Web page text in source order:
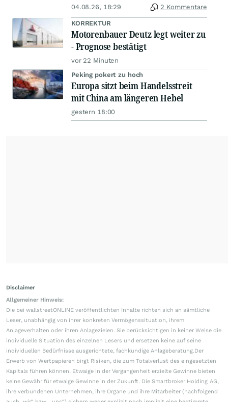
04.08.26, 18:29 2 Kommentare
KORREKTUR
Motorenbauer Deutz legt weiter zu
- Prognose bestätigt
vor 22 Minuten
Peking pokert zu hoch
Europa sitzt beim Handelsstreit
mit China am längeren Hebel
gestern 18:00
Disclaimer
Allgemeiner Hinweis:
Die bei wallstreetONLINE veröffentlichten Inhalte richten sich an sämtliche
Leser, unabhängig von ihrer konkreten Vermögenssituation, ihrem
Anlageverhalten oder ihren Anlagezielen. Sie berücksichtigen in keiner Weise die
individuelle Situation des einzelnen Lesers und ersetzen keine auf seine
individuellen Bedürfnisse ausgerichtete, fachkundige Anlageberatung.Der
Erwerb von Wertpapieren birgt Risiken, die zum Totalverlust des eingesetzten
Kapitals führen können. Etwaige in der Vergangenheit erzielte Gewinne bieten
keine Gewähr für etwaige Gewinne in der Zukunft. Die Smartbroker Holding AG,
ihre verbundenen Unternehmen, ihre Organe und ihre Mitarbeiter (nachfolgend